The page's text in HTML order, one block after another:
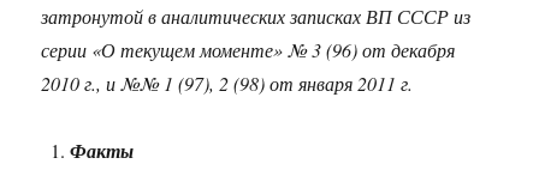
затронутой в аналитических записках ВП СССР из
серии «О текущем моменте» № 3 (96) от декабря
2010 г., и №№ 1 (97), 2 (98) от января 2011 г.
Факты